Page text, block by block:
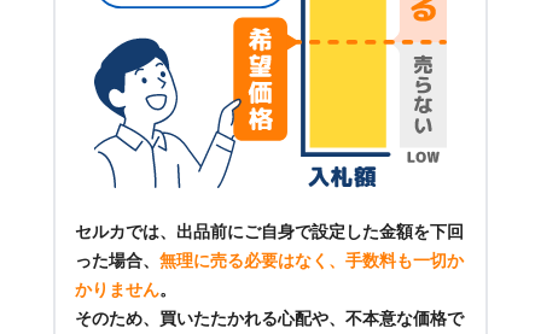
セルカでは、出品前にご自身で設定した金額を下回
った場合、 無理に売る必要はなく、手数料も一切か
かりません。
そのため、買いたたかれる心配や、不本意な価格で